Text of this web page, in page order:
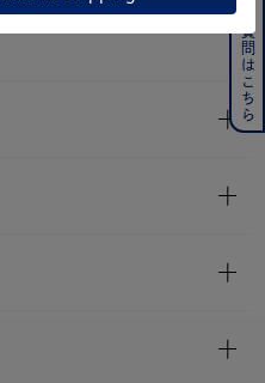
よくある質問はこちら